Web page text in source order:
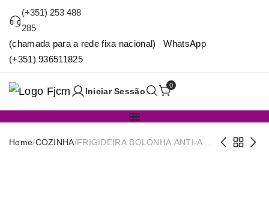
(+351) 253 488
285
(chamada para a rede fixa nacional) WhatsApp
(+351) 936511825
Iniciar Sessão
0
Home/COZINHA/FRIGIDEIRA BOLONHA ANTI-AD